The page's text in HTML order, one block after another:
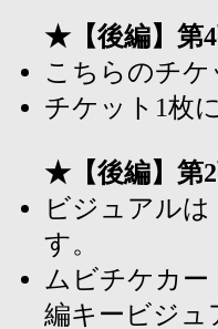
★【後編】第
こちらのチ
チケット1枚
★【後編】第
ビジュアル
す。
ムビチケカー
編キービジュ